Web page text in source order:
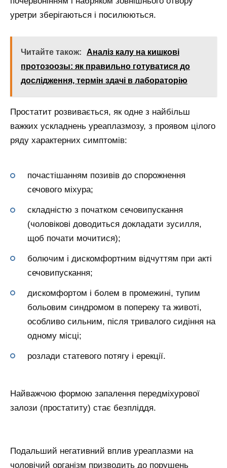
уретри зберігаються і посилюються.
Читайте також:
Аналіз калу на кишкові
протозоозы: як правильно готуватися до
дослідження, термін здачі в лабораторію
Простатит розвивається, як одне з найбільш
важких ускладнень уреаплазмозу, з проявом цілого
ряду характерних симптомів:
почастішанням позивів до спорожнення
сечового міхура;
складністю з початком сечовипускання
(чоловікові доводиться докладати зусилля,
щоб почати мочитися);
болючим і дискомфортним відчуттям при акті
сечовипускання;
дискомфортом і болем в промежині, тупим
больовим синдромом в попереку та животі,
особливо сильним, після тривалого сидіння на
одному місці;
розлади статевого потягу і ерекції.
Найважчою формою запалення передміхурової
залози (простатиту) стає безпліддя.
Подальший негативний вплив уреаплазми на
чоловічий організм призводить до порушень